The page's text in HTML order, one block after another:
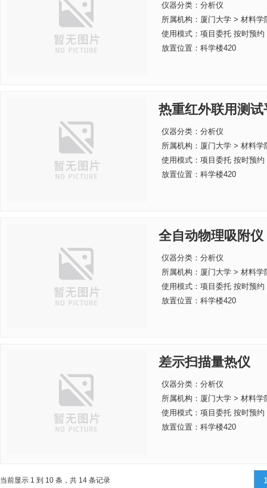
仪器分类：分析仪
所属机构： 厦门大学 > 材料学
使用模式：项目委托 按时预约
放置位置：科学楼420
热重红外联用测试
仪器分类：分析仪
所属机构： 厦门大学 > 材料学
使用模式：项目委托 按时预约
放置位置：科学楼420
全自动物理吸附仪
仪器分类：分析仪
所属机构： 厦门大学 > 材料学
使用模式：项目委托 按时预约
放置位置：科学楼420
差示扫描量热仪
仪器分类：分析仪
所属机构： 厦门大学 > 材料学
使用模式：项目委托 按时预约
放置位置：科学楼420
当前显示 1 到 10 条，共 14 条记录